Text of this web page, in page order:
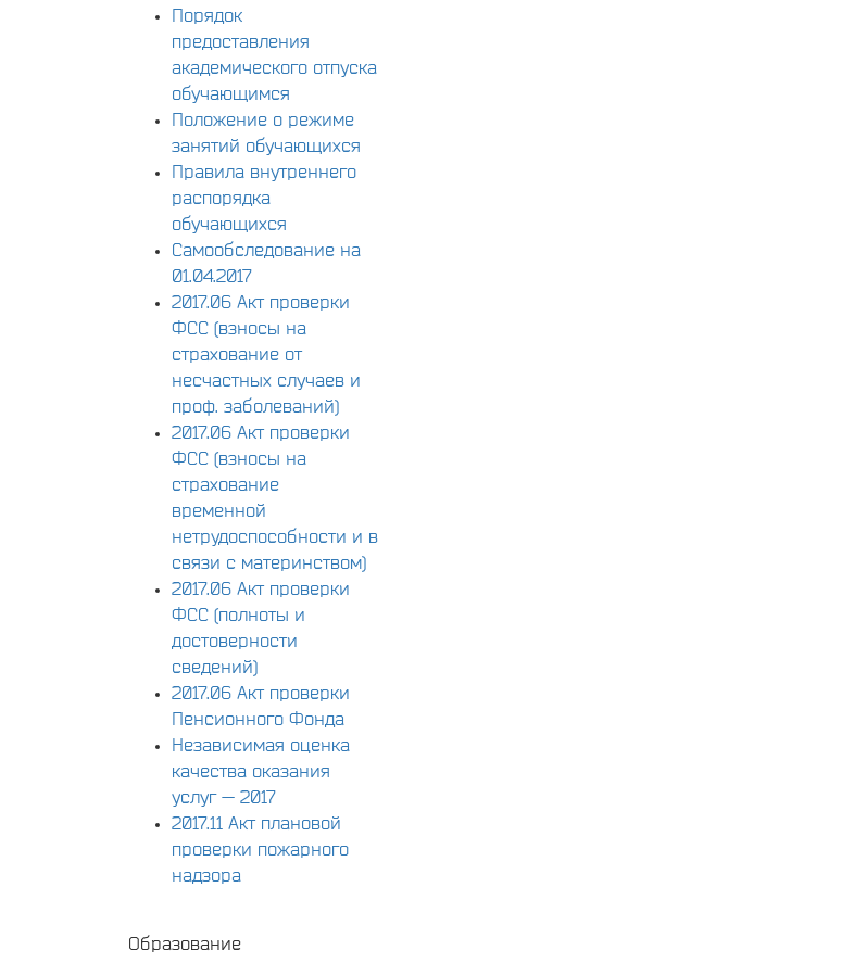
Порядок
предоставления
академического отпуска
обучающимся
Положение о режиме
занятий обучающихся
Правила внутреннего
распорядка
обучающихся
Самообследование на
01.04.2017
2017.06 Акт проверки
ФСС (взносы на
страхование от
несчастных случаев и
проф. заболеваний)
2017.06 Акт проверки
ФСС (взносы на
страхование
временной
нетрудоспособности и в
связи с материнством)
2017.06 Акт проверки
ФСС (полноты и
достоверности
сведений)
2017.06 Акт проверки
Пенсионного Фонда
Независимая оценка
качества оказания
услуг — 2017
2017.11 Акт плановой
проверки пожарного
надзора
Образование